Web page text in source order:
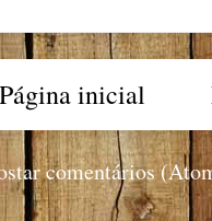
Página inicial
comentários